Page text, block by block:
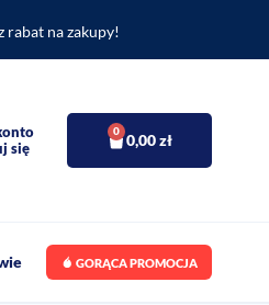
rabat na zakupy!
0,00zł
0
GORĄCA PROMOCJA